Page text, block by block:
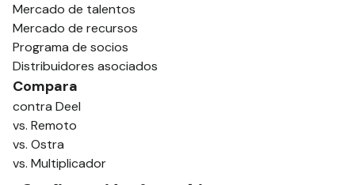
Mercado de talentos
Mercado de recursos
Programa de socios
Distribuidores asociados
Compara
contra Deel
vs. Remoto
vs. Ostra
vs. Multiplicador